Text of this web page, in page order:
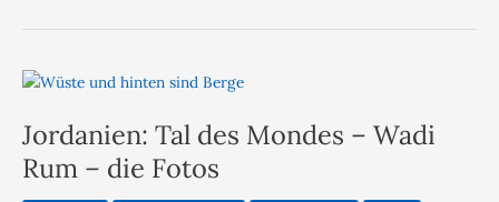
Jordanien: Tal des Mondes – Wadi
Rum – die Fotos